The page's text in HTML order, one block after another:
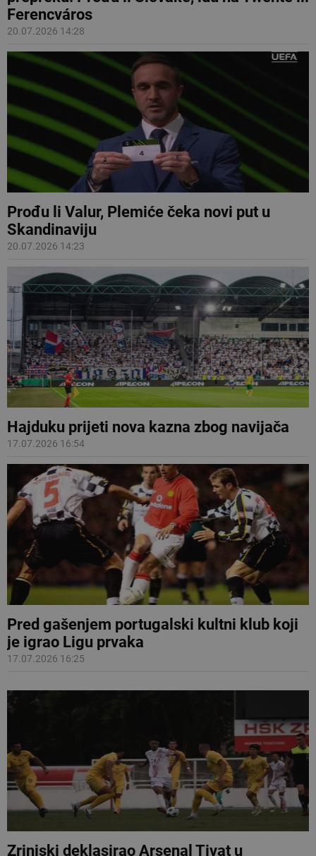
Ferencváros
20.07.2026 14:28
Prođu li Valur, Plemiće čeka novi put u
Skandinaviju
20.07.2026 14:23
Hajduku prijeti nova kazna zbog navijača
17.07.2026 16:54
Pred gašenjem portugalski kultni klub koji
je igrao Ligu prvaka
17.07.2026 16:25
Zrinjski deklasirao Arsenal Tivat u